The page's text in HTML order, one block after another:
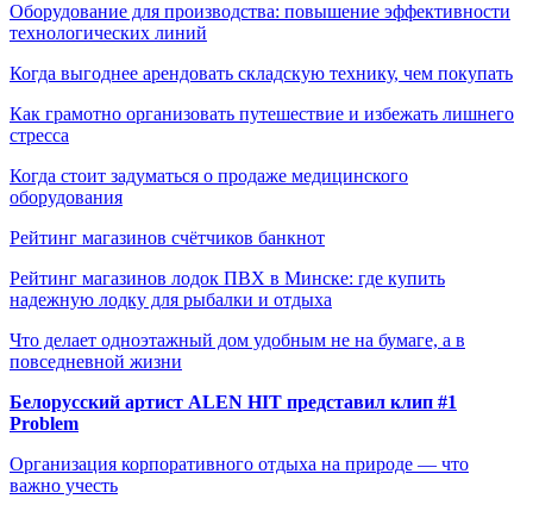
Оборудование для производства: повышение эффективности
технологических линий
Когда выгоднее арендовать складскую технику, чем покупать
Как грамотно организовать путешествие и избежать лишнего
стресса
Когда стоит задуматься о продаже медицинского
оборудования
Рейтинг магазинов счётчиков банкнот
Рейтинг магазинов лодок ПВХ в Минске: где купить
надежную лодку для рыбалки и отдыха
Что делает одноэтажный дом удобным не на бумаге, а в
повседневной жизни
Белорусский артист ALEN HIT представил клип #1
Problem
Организация корпоративного отдыха на природе — что
важно учесть